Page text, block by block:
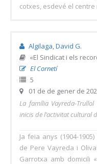
cotxes, esdevé el
Algilaga, David G.
«El Sindicat i els
El Cornetí
5
01 de de gener de
La família Vayreda-
inicis de l’activitat cultural
Ja feia anys (1904-
de Pere Vayreda i
Garrotxa amb domicili